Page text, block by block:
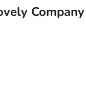
Company